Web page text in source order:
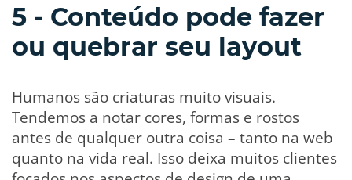
5 - Conteúdo pode fazer
ou quebrar seu layout
Humanos são criaturas muito visuais.
Tendemos a notar cores, formas e rostos
antes de qualquer outra coisa – tanto na web
quanto na vida real. Isso deixa muitos clientes